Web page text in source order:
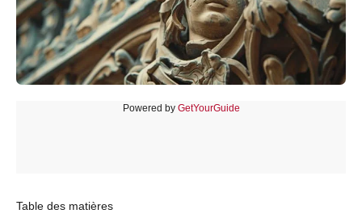
Powered by GetYourGuide
Table des matières